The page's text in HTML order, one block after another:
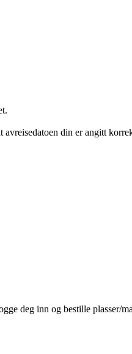
din er angitt
deg inn og bestille plasser/